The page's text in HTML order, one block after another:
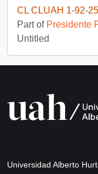
CL CLUAH 1-92-
Part of Presidente
Untitled
Universidad Alberto